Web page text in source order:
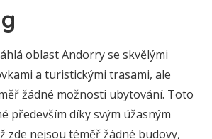
oblast Andorry se skvělými
a turistickými trasami, ale
žádné možnosti ubytování. Toto
především díky svým úžasným
zde nejsou téměř žádné budovy,